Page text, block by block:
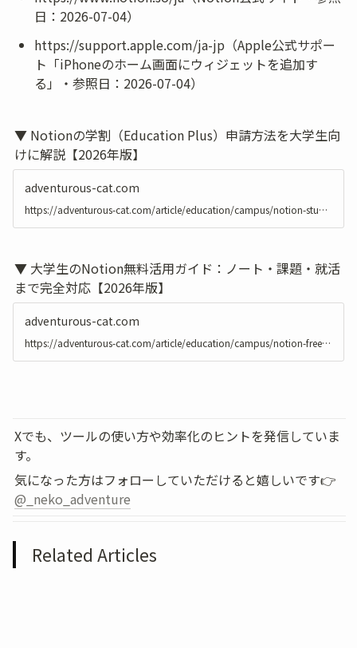
日：2026-07-04）
https://support.apple.com/ja-jp（Apple公式サポー
ト「iPhoneのホーム画面にウィジェットを追加す
る」・参照日：2026-07-04）
▼ Notionの学割（Education Plus）申請方法を大学生向
けに解説【2026年版】
adventurous-cat.com
https://adventurous-cat.com/article/education/campus/notion-student-discount-guide
▼ 大学生のNotion無料活用ガイド：ノート・課題・就活
まで完全対応【2026年版】
adventurous-cat.com
https://adventurous-cat.com/article/education/campus/notion-free-guide-for-students
Xでも、ツールの使い方や効率化のヒントを発信していま
す。
@_neko_adventure
Related Articles